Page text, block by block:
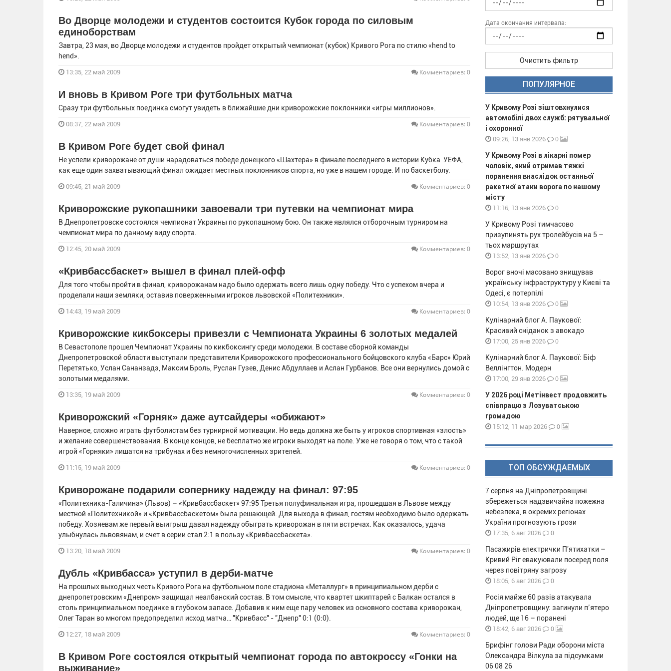
Во Дворце молодежи и студентов состоится Кубок города по силовым
единоборствам
Завтра, 23 мая, во Дворце молодежи и студентов пройдет открытый чемпионат (кубок) Кривого Рога по стилю «hend to
hend».
13:35, 22 май 2009 Комментариев: 0
И вновь в Кривом Роге три футбольных матча
Сразу три футбольных поединка смогут увидеть в ближайшие дни криворожские поклонники «игры миллионов».
08:37, 22 май 2009 Комментариев: 0
В Кривом Роге будет свой финал
Не успели криворожане от души нарадоваться победе донецкого «Шахтера» в финале последнего в истории Кубка УЕФА,
как еще один захватывающий финал ожидает местных поклонников спорта, но уже в нашем городе. И по баскетболу.
09:45, 21 май 2009 Комментариев: 0
Криворожские рукопашники завоевали три путевки на чемпионат мира
В Днепропетровске состоялся чемпионат Украины по рукопашному бою. Он также являлся отборочным турниром на
чемпионат мира по данному виду спорта.
12:45, 20 май 2009 Комментариев: 0
«Кривбассбаскет» вышел в финал плей-офф
Для того чтобы пройти в финал, криворожанам надо было одержать всего лишь одну победу. Что с успехом вчера и
проделали наши земляки, оставив поверженными игроков львовской «Политехники».
14:43, 19 май 2009 Комментариев: 0
Криворожские кикбоксеры привезли с Чемпионата Украины 6 золотых медалей
В Севастополе прошел Чемпионат Украины по кикбоксингу среди молодежи. В составе сборной команды
Днепропетровской области выступали представители Криворожского профессионального бойцовского клуба «Барс» Юрий
Перетятько, Услан Сананзадэ, Максим Броль, Руслан Гузев, Денис Абдуллаев и Аслан Гурбанов. Все они вернулись домой с
золотыми медалями.
13:35, 19 май 2009 Комментариев: 0
Криворожский «Горняк» даже аутсайдеры «обижают»
Наверное, сложно играть футболистам без турнирной мотивации. Но ведь должна же быть у игроков спортивная «злость»
и желание совершенствования. В конце концов, не бесплатно же игроки выходят на поле. Уже не говоря о том, что с такой
игрой «Горняки» лишатся на трибунах и без немногочисленных зрителей.
11:15, 19 май 2009 Комментариев: 0
Криворожане подарили сопернику надежду на финал: 97:95
«Политехника-Галичина» (Львов) – «Кривбассбаскет» 97:95 Третья полуфинальная игра, прошедшая в Львове между
местной «Политехникой» и «Кривбассбаскетом» была решающей. Для выхода в финал, гостям необходимо было одержать
победу. Хозяевам же первый выигрыш давал надежду обыграть криворожан в пяти встречах. Как оказалось, удача
улыбнулась львовянам, и счет в серии стал 2:1 в пользу «Кривбассбаскета».
13:20, 18 май 2009 Комментариев: 0
Дубль «Кривбасса» уступил в дерби-матче
На прошлых выходных честь Кривого Рога на футбольном поле стадиона «Металлург» в принципиальном дерби с
днепропетровским «Днепром» защищал неалбанский состав. В том смысле, что квартет шкиптарей с Балкан остался в
столь принципиальном поединке в глубоком запасе. Добавив к ним еще пару человек из основного состава криворожан,
Олег Таран во многом предопределил исход матча… "Кривбасс" - "Днепр" 0:1 (0:0).
12:27, 18 май 2009 Комментариев: 0
В Кривом Роге состоялся открытый чемпионат города по автокроссу «Гонки на
выживание»
Дата окончания интервала:
Очистить фильтр
ПОПУЛЯРНОЕ
У Кривому Розі зіштовхнулися
автомобілі двох служб: рятувальної
і охоронної
09:26, 13 янв 2026 0
У Кривому Розі в лікарні помер
чоловік, який отримав тяжкі
поранення внаслідок останньої
ракетної атаки ворога по нашому
місту
11:16, 13 янв 2026 0
У Кривому Розі тимчасово
призупинять рух тролейбусів на 5 –
тьох маршрутах
13:52, 13 янв 2026 0
Ворог вночі масовано знищував
українську інфраструктуру у Києві та
Одесі, є потерпілі
10:54, 13 янв 2026 0
Кулінарний блог А. Паукової:
Красивий сніданок з авокадо
17:00, 25 янв 2026 0
Кулінарний блог А. Паукової: Біф
Веллінгтон. Модерн
17:00, 29 янв 2026 0
У 2026 році Метінвест продовжить
співпрацю з Лозуватською
громадою
15:12, 11 мар 2026 0
ТОП ОБСУЖДАЕМЫХ
7 серпня на Дніпропетровщині
збережеться надзвичайна пожежна
небезпека, в окремих регіонах
України прогнозують грози
17:35, 6 авг 2026 0
Пасажирів електрички П'ятихатки –
Кривий Ріг евакуювали посеред поля
через повітряну загрозу
18:05, 6 авг 2026 0
Росія майже 60 разів атакувала
Дніпропетровщину: загинули п’ятеро
людей, ще 16 – поранені
18:42, 6 авг 2026 0
Брифінг голови Ради оборони міста
Олександра Вілкула за підсумками
06 08 26